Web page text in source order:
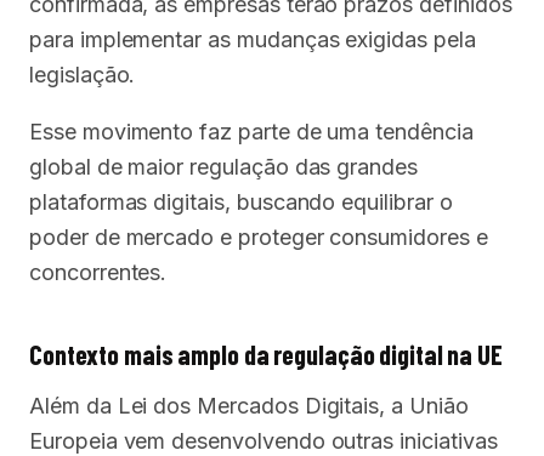
para implementar as mudanças exigidas pela
legislação.
Esse movimento faz parte de uma tendência
global de maior regulação das grandes
plataformas digitais, buscando equilibrar o
poder de mercado e proteger consumidores e
concorrentes.
Contexto mais amplo da regulação digital na UE
Além da Lei dos Mercados Digitais, a União
Europeia vem desenvolvendo outras iniciativas